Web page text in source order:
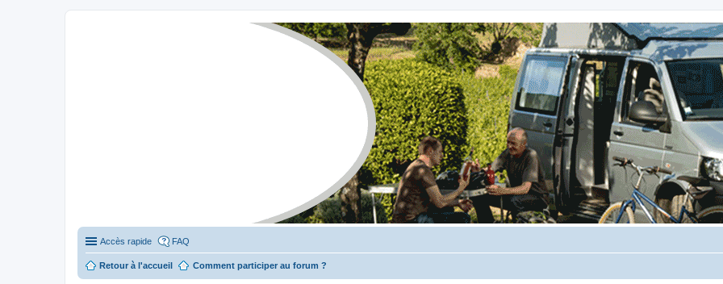
Stylevan - Vans aménagés
Accès rapide FAQ
Retour à l'accueil Comment participer au forum ?